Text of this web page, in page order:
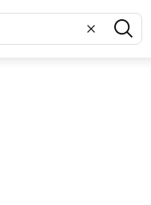
WyczyśćSzukaj